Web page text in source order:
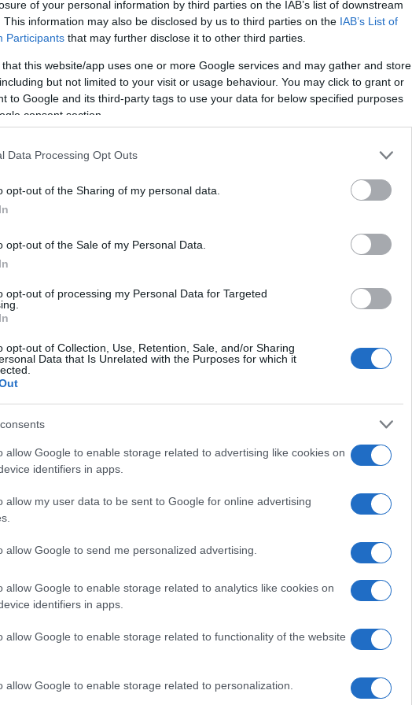
of your personal information by third parties on the IAB’s list of downstream
This information may also be disclosed by us to third parties on the IAB’s List of
Participants that may further disclose it to other third parties.
that this website/app uses one or more Google services and may gather and store
but not limited to your visit or usage behaviour. You may click to grant or
to Google and its third-party tags to use your data for below specified purposes
consent section.
Data Processing Opt Outs
opt-out of the Sharing of my personal data.
opt-out of the Sale of my Personal Data.
opt-out of processing my Personal Data for Targeted
opt-out of Collection, Use, Retention, Sale, and/or Sharing
Data that Is Unrelated with the Purposes for which it
allow Google to enable storage related to advertising like cookies on
identifiers in apps.
allow my user data to be sent to Google for online advertising
allow Google to send me personalized advertising.
allow Google to enable storage related to analytics like cookies on
identifiers in apps.
allow Google to enable storage related to functionality of the website
allow Google to enable storage related to personalization.
bi-elastico, inserti in mesh e unfondello
uscite fino asei oresenza
dettagliata delle caratteristiche
di riferimento e le indicazioni pratiche
sulla tracciabilità dei materiali e le opzioni
pantaloncino
sono costituiti da 90% poliammide e 10%
un equilibrio tra elasticità e supporto
senza stringere eccessivamente. Il
puntini in silicone di 40 mm d’altezza per